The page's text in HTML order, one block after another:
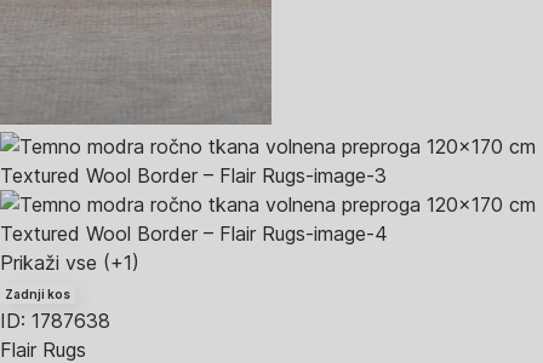
Prikaži vse (+1)
Zadnji kos
ID: 1787638
Flair Rugs